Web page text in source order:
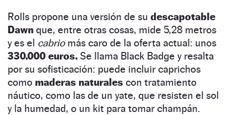
Rolls propone una versión de su descapotable
Dawn que, entre otras cosas, mide 5,28 metros
y es el cabriomás caro de la oferta actual: unos
330.000 euros. Se llama Black Badge y resalta
por su sofisticación: puede incluir caprichos
como maderas naturales con tratamiento
náutico, como las de un yate, que resisten el sol
y la humedad, o un kit para tomar champán.